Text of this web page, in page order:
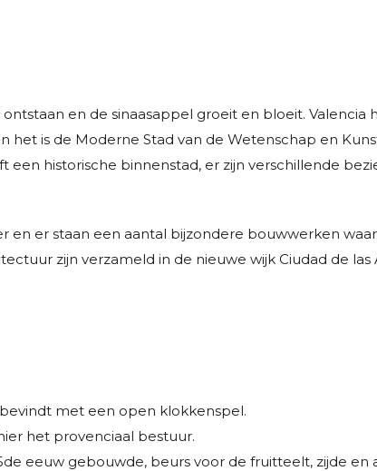
en de sinaasappel groeit en bloeit. Valencia
is de Moderne Stad van de Wetenschap en
historische binnenstad, er zijn verschillende
en er staan een aantal bijzondere bouwwerken
zijn verzameld in de nieuwe wijk Ciudad de las
met een open klokkenspel.
het provenciaal bestuur.
eeuw gebouwde, beurs voor de fruitteelt, zijde en